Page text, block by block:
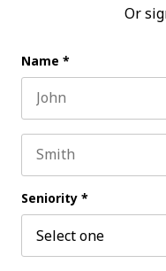
Or
Name *
Seniority *